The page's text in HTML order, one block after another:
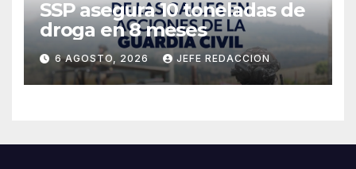
SSP asegura 10 toneladas de
droga en 8 meses
6 AGOSTO, 2026 JEFE REDACCION